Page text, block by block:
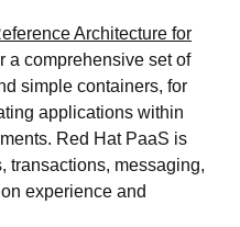
Architecture for
a comprehensive set of
simple containers, for
applications within
Red Hat PaaS is
transactions, messaging,
experience and